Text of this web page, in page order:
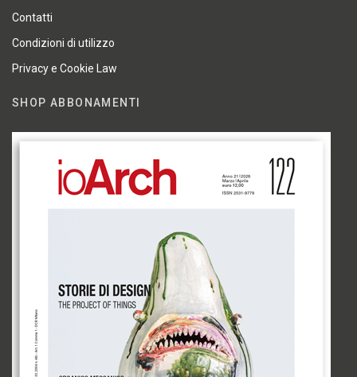
Contatti
Condizioni di utilizzo
Privacy e Cookie Law
SHOP ABBONAMENTI